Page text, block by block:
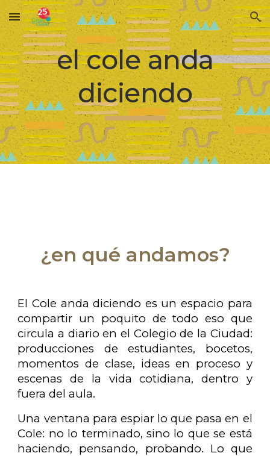
Skip to main content Skip to navigation
el cole anda
diciendo
¿en qué andamos?
El Cole anda diciendo es un espacio para
compartir un poquito de todo eso que
circula a diario en el Colegio de la Ciudad:
producciones de estudiantes, bocetos,
momentos de clase, ideas en proceso y
escenas de la vida cotidiana, dentro y
fuera del aula.
Una ventana para espiar lo que pasa en el
Cole: no lo terminado, sino lo que se está
haciendo, pensando, probando. Lo que